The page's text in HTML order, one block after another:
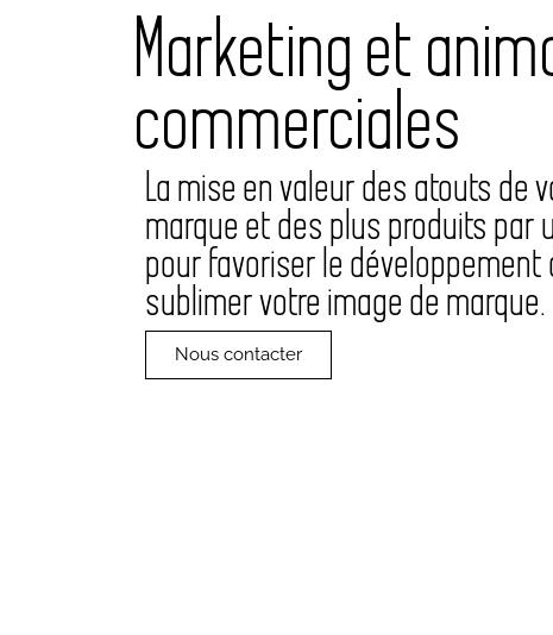
Marketing et
commerciales
La mise en valeur des atouts de
marque et des plus produits par
pour favoriser le
sublimer votre image de marque.
Nous contacter